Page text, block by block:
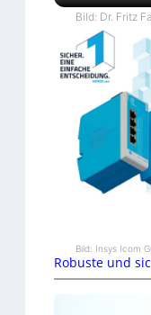
Bild: Dr. Fritz
Bild: Insys Icom
Robuste und